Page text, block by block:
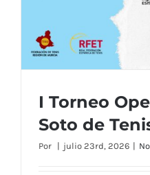
I Torneo
Soto de
Por | julio 23rd, 2026 |